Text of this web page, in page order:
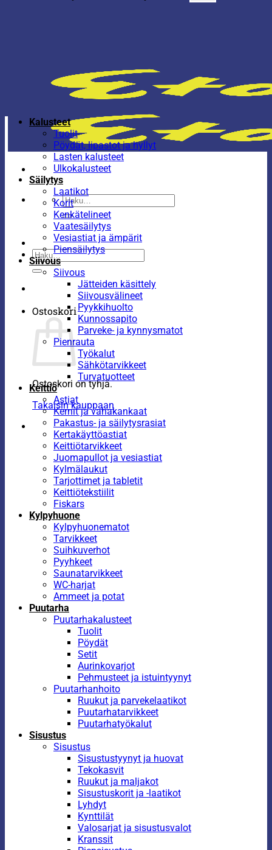
Etsi:
Etsi:
Ostoskori
Ostoskori on tyhjä.
Takaisin kauppaan
Kalusteet
Tuolit
Pöydät, lipastot ja hyllyt
Lasten kalusteet
Ulkokalusteet
Säilytys
Laatikot
Korit
Kenkätelineet
Vaatesäilytys
Vesiastiat ja ämpärit
Piensäilytys
Siivous
Siivous
Jätteiden käsittely
Siivousvälineet
Pyykkihuolto
Kunnossapito
Parveke- ja kynnysmatot
Pienrauta
Työkalut
Sähkötarvikkeet
Turvatuotteet
Keittiö
Astiat
Kernit ja vahakankaat
Pakastus- ja säilytysrasiat
Kertakäyttöastiat
Keittiötarvikkeet
Juomapullot ja vesiastiat
Kylmälaukut
Tarjottimet ja tabletit
Keittiötekstiilit
Fiskars
Kylpyhuone
Kylpyhuonematot
Tarvikkeet
Suihkuverhot
Pyyhkeet
Saunatarvikkeet
WC-harjat
Ammeet ja potat
Puutarha
Puutarhakalusteet
Tuolit
Pöydät
Setit
Aurinkovarjot
Pehmusteet ja istuintyynyt
Puutarhanhoito
Ruukut ja parvekelaatikot
Puutarhatarvikkeet
Puutarhatyökalut
Sisustus
Sisustus
Sisustustyynyt ja huovat
Tekokasvit
Ruukut ja maljakot
Sisustuskorit ja -laatikot
Lyhdyt
Kynttilät
Valosarjat ja sisustusvalot
Kranssit